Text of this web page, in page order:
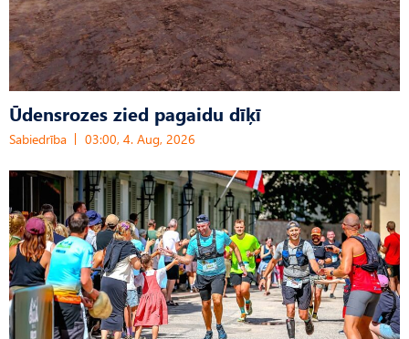
Ūdensrozes zied pagaidu dīķī
Sabiedrība 03:00, 4. Aug, 2026